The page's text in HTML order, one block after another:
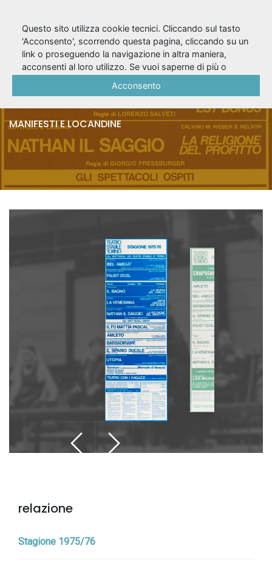
Stagione 1975/76 - 2
locandine
MANIFESTI E LOCANDINE
relazione
Stagione 1975/76
Questo sito utilizza cookie tecnici. Cliccando sul tasto
'Acconsento', scorrendo questa pagina, cliccando su un
link o proseguendo la navigazione in altra maniera,
acconsenti al loro utilizzo. Se vuoi saperne di più o
Acconsento